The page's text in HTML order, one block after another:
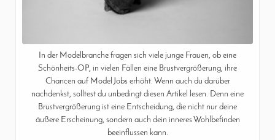
In der Modelbranche fragen sich viele junge Frauen, ob eine
Schönheits-OP, in vielen Fällen eine Brustvergrößerung, ihre
Chancen auf Model Jobs erhöht. Wenn auch du darüber
nachdenkst, solltest du unbedingt diesen Artikel lesen. Denn eine
Brustvergrößerung ist eine Entscheidung, die nicht nur deine
äußere Erscheinung, sondern auch dein inneres Wohlbefinden
beeinflussen kann.